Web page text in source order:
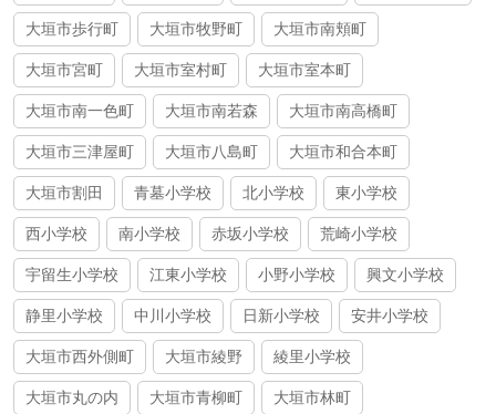
大垣市歩行町 大垣市牧野町 大垣市南頬町
大垣市宮町 大垣市室村町 大垣市室本町
大垣市南一色町 大垣市南若森 大垣市南高橋町
大垣市三津屋町 大垣市八島町 大垣市和合本町
大垣市割田 青墓小学校 北小学校 東小学校
西小学校 南小学校 赤坂小学校 荒崎小学校
宇留生小学校 江東小学校 小野小学校 興文小学校
静里小学校 中川小学校 日新小学校 安井小学校
大垣市西外側町 大垣市綾野 綾里小学校
大垣市丸の内 大垣市青柳町 大垣市林町